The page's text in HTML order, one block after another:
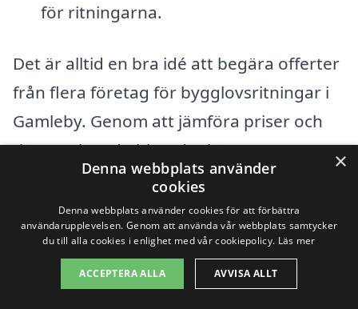
för ritningarna.
Det är alltid en bra idé att begära offerter
från flera företag för bygglovsritningar i
Gamleby. Genom att jämföra priser och
tjänster kan du hitta det bästa
alternativet som passar din budget och
dina behov. På vår plattform gör vi det
enkelt för dig att få kontakt med
professionella företag som specialiserar
sig på bygglovsritningar. Vi samlar in
×
Denna webbplats använder
cookies
Denna webbplats använder cookies för att förbättra
användarupplevelsen. Genom att använda vår webbplats samtycker
du till alla cookies i enlighet med vår cookiepolicy. Läs mer
ACCEPTERA ALLA AVVISA ALLT